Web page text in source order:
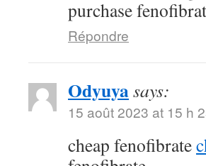
purchase
Répondre
Odyuyasays:
15 août 2023 at 15 h
cheap fenofibrate